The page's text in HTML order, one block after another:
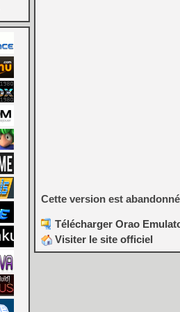
Cette version est
Télécharger Orao
Visiter le site officiel